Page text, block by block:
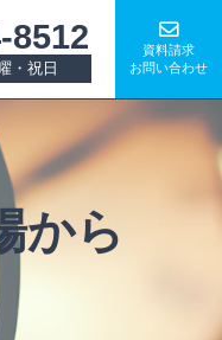
8512
・祝日
資料請求
お問い合わせ
から